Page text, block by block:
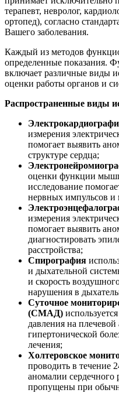
терапевт, невролог,
ортопед), согласно
Вашего заболевания.
Каждый из методов
определенные показания.
включает различные виды
оценки работы органов и
Распространенные виды
измерения
помогает выявить
структуре сердца;
оценки функции
исследование
нервных импульсов
измерения
помогает выявить
диагностировать
расстройства;
Спирография
и дыхательной
и скорость
нарушения в
Суточное
(СМАД)
давления на
гипертонической
лечения;
Холтеровское
проводить в течение
аномалии сердечного
пропущены при